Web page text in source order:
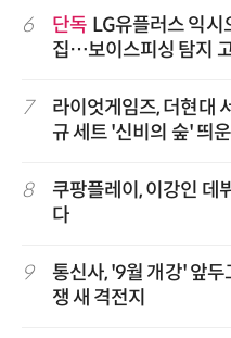
6 단독 LG유플러스 익시
집…보이스피싱 탐지
7
라이엇게임즈, 더현대
규 세트 '신비의 숲' 띄
8
쿠팡플레이, 이강인 데
다
9
통신사, '9월 개강' 앞
쟁 새 격전지